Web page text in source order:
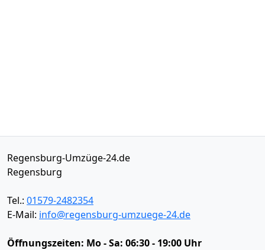
Regensburg-Umzüge-24.de
Regensburg
Tel.: 01579-2482354
E-Mail: info@regensburg-umzuege-24.de
Öffnungszeiten: Mo - Sa: 06:30 - 19:00 Uhr